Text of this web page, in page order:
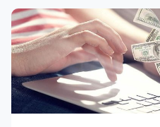
Alternative
a
Google
AdSense
per
guadagnare
con